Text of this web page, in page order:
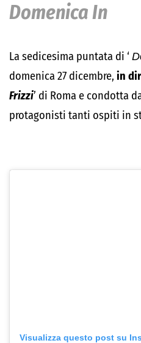
Domenica In
La sedicesima puntata di ‘
domenica 27 dicembre, in
Frizzi’ di Roma e condotta
protagonisti tanti ospiti in
Visualizza questo post su